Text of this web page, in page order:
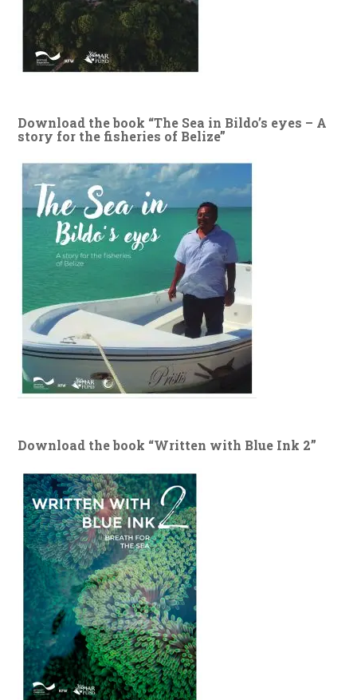
Download the book “The Sea in Bildo’s eyes – A
story for the fisheries of Belize”
Download the book “Written with Blue Ink 2”